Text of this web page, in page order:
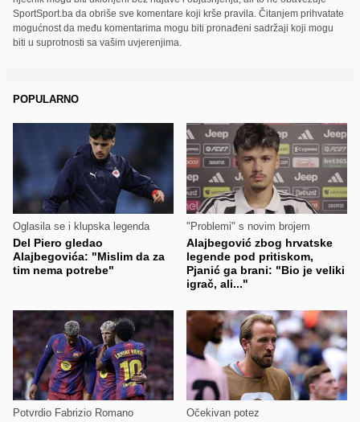
SportSport.ba da obriše sve komentare koji krše pravila. Čitanjem prihvatate
mogućnost da među komentarima mogu biti pronađeni sadržaji koji mogu
biti u suprotnosti sa vašim uvjerenjima.
POPULARNO
Oglasila se i klupska legenda
Del Piero gledao
Alajbegovića: "Mislim da za
tim nema potrebe"
"Problemi" s novim brojem
Alajbegović zbog hrvatske
legende pod pritiskom,
Pjanić ga brani: "Bio je veliki
igrač, ali..."
Potvrdio Fabrizio Romano Očekivan potez